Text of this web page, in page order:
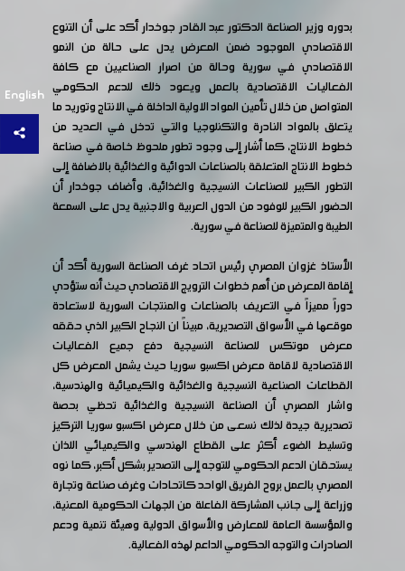
English
بدوره وزير الصناعة الدكتور عبد القادر جوخدار أكد على أن التنوع
الاقتصادي الموجود ضمن المعرض يدل على حالة من النمو
الاقتصادي في سورية وحالة من اصرار الصناعيين مع كافة
الفعاليات الاقتصادية بالعمل ويعود ذلك للدعم الحكومي
المتواصل من خلال تأمين المواد الاولية الداخلة في الانتاج وتوريد ما
يتعلق بالمواد النادرة والتكنلوجيا والتي تدخل في العديد من
خطوط الانتاج، كما أشار إلى وجود تطور ملحوظ خاصة في صناعة
خطوط الانتاج المتعلقة بالصناعات الدوائية والغذائية بالاضافة إلى
التطور الكبير للصناعات النسيجية والغذائية، وأضاف جوخدار أن
الحضور الكبير للوفود من الدول العربية والاجنبية يدل على السمعة
الطيبة والمتميزة للصناعة في سورية.
الأستاذ غزوان المصري رئيس اتحاد غرف الصناعة السورية أكد أن
إقامة المعرض من أهم خطوات الترويج الاقتصادي حيث أنه ستؤدي
دوراً مميزاً في التعريف بالصناعات والمنتجات السورية لاستعادة
موقعها في الأسواق التصديرية، مبيناً ان النجاح الكبير الذي حققه
معرض موتكس للصناعة النسيجية دفع جميع الفعاليات
الاقتصادية لاقامة معرض اكسبو سوريا حيث يشمل المعرض كل
القطاعات الصناعية النسيجية والغذائية والكيميائية والهندسية،
واشار المصري أن الصناعة النسيجية والغذائية تحظي بحصة
تصديرية جيدة لذلك نسعى من خلال معرض اكسبو سوريا التركيز
وتسليط الضوء أكثر على القطاع الهندسي والكيميائي اللذان
يستحقان الدعم الحكومي للتوجه إلى التصدير بشكل أكبر، كما نوه
المصري بالعمل بروح الفريق الواحد كاتحادات وغرف صناعة وتجارة
وزراعة إلى جانب المشاركة الفاعلة من الجهات الحكومية المعنية،
والمؤسسة العامة للمعارض والأسواق الدولية وهيئة تنمية ودعم
الصادرات والتوجه الحكومي الداعم لهذه الفعالية.